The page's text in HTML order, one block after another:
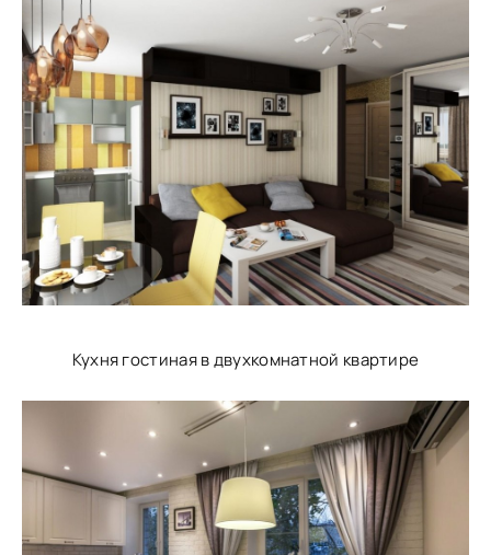
Кухня гостиная в двухкомнатной квартире